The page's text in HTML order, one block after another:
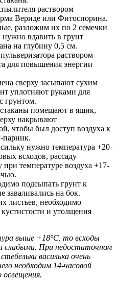
раствором
Вериде или Фитоспорина.
разложим их по 2 семечки
вдавить в грунт
на глубину 0,5 см.
раствором
для повышения энергии
сверху засыпают сухим
уплотняют руками для
грунтом.
помещают в ящик,
накрывают
чтобы был доступ воздуха к
парник.
нужно температура +20-
всходов, рассаду
температуре воздуха +17-
подсыпать грунт к
заваливались на бок.
листьев, необходимо
и утолщения
выше +18°C, то всходы
слабыми. При недостаточном
василька очень
необходим 14-часовой
освещения.